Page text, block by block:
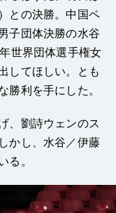
との決勝。中国ペ
子団体決勝の水谷
世界団体選手権女
してほしい。とも
勝利を手にした。
、劉詩ウェンのス
かし、水谷／伊藤
る。